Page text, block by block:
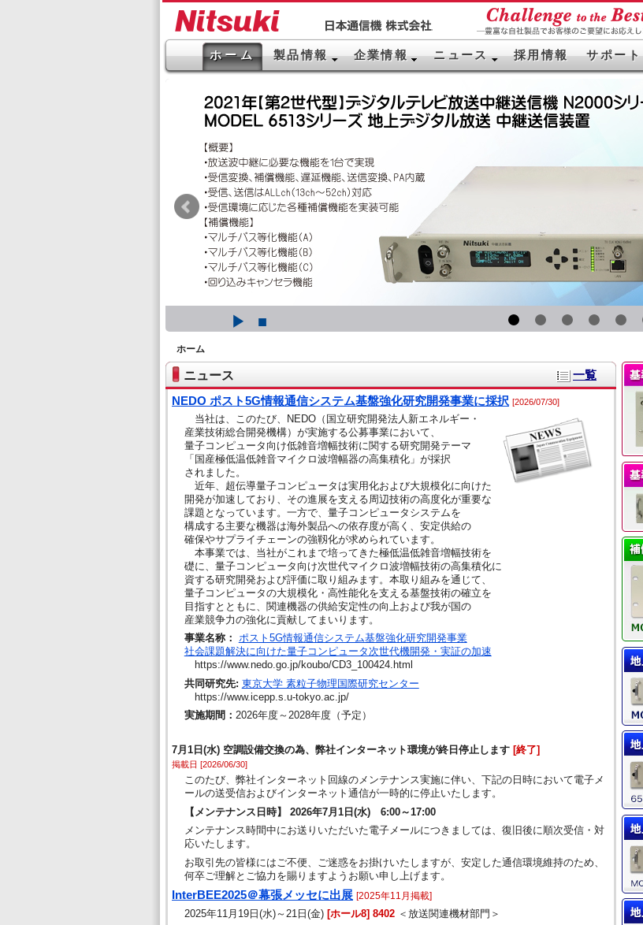
ホーム 製品情報 企業情報 ニュース 採用情報 サポート
▶ ■
ホーム
ニュース 一覧
NEDO ポスト5G情報通信システム基盤強化研究開発事業に採択 [2026/07/30]
当社は、このたび、NEDO（国立研究開発法人新エネルギー・
産業技術総合開発機構）が実施する公募事業において、
量子コンピュータ向け低雑音増幅技術に関する研究開発テーマ
「国産極低温低雑音マイクロ波増幅器の高集積化」が採択
されました。
近年、超伝導量子コンピュータは実用化および大規模化に向けた
開発が加速しており、その進展を支える周辺技術の高度化が重要な
課題となっています。一方で、量子コンピュータシステムを
構成する主要な機器は海外製品への依存度が高く、安定供給の
確保やサプライチェーンの強靱化が求められています。
本事業では、当社がこれまで培ってきた極低温低雑音増幅技術を
礎に、量子コンピュータ向け次世代マイクロ波増幅技術の高集積化に
資する研究開発および評価に取り組みます。本取り組みを通じて、
量子コンピュータの大規模化・高性能化を支える基盤技術の確立を
目指すとともに、関連機器の供給安定性の向上および我が国の
産業競争力の強化に貢献してまいります。
事業名称： ポスト5G情報通信システム基盤強化研究開発事業
社会課題解決に向けた量子コンピュータ次世代機開発・実証の加速
https://www.nedo.go.jp/koubo/CD3_100424.html
共同研究先: 東京大学 素粒子物理国際研究センター
https://www.icepp.s.u-tokyo.ac.jp/
実施期間： 2026年度～2028年度（予定）
7月1日(水) 空調設備交換の為、弊社インターネット環境が終日停止します [終了]
掲載日 [2026/06/30]
このたび、弊社インターネット回線のメンテナンス実施に伴い、下記の日時において電子メ
ールの送受信およびインターネット通信が一時的に停止いたします。
【メンテナンス日時】 2026年7月1日(水) 6:00～17:00
メンテナンス時間中にお送りいただいた電子メールにつきましては、復旧後に順次受信・対
応いたします。
お取引先の皆様にはご不便、ご迷惑をお掛けいたしますが、安定した通信環境維持のため、
何卒ご理解とご協力を賜りますようお願い申し上げます。
InterBEE2025＠幕張メッセに出展 [2025年11月掲載]
2025年11月19日(水)～21日(金) [ホール8] 8402 ＜放送関連機材部門＞